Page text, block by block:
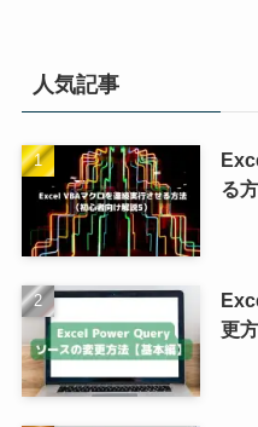
人気記事
る
更